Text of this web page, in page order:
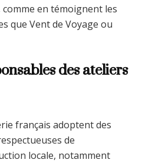
en témoignent les
que Vent de Voyage ou
des ateliers
français adoptent des
de
locale, notamment